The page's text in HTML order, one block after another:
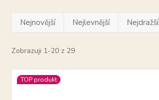
Nejnovější Nejlevnější Nejdražší
Zobrazuji 1-20 z 29
TOP produkt